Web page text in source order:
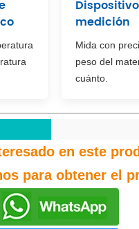
medición
Mida con
peso del
cuánto.
en este
para obtener el